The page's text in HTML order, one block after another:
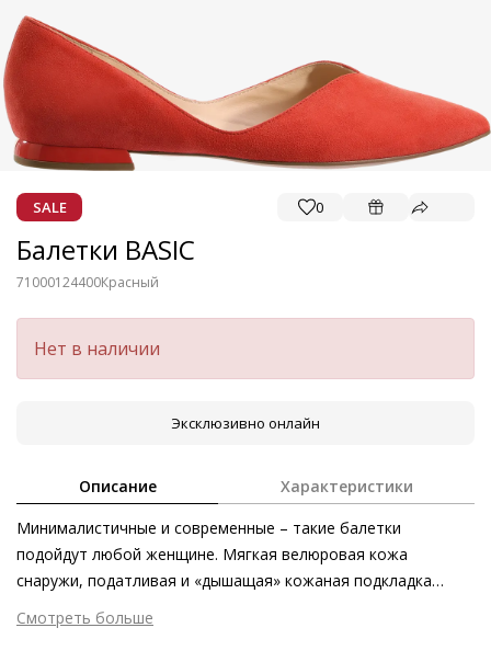
SALE 0
Балетки BASIC
71000124400Красный
Нет в наличии
Эксклюзивно онлайн
Описание Характеристики
Минималистичные и современные – такие балетки
подойдут любой женщине. Мягкая велюровая кожа
снаружи, податливая и «дышащая» кожаная подкладка
внутри – эта модель отличается безупречным качеством и
превосходным комфортом. Лучше всего такая пара
Смотреть больше